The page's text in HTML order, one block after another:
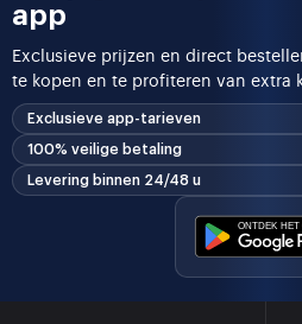
app
Exclusieve prijzen en direct
te kopen en te profiteren van extra
Exclusieve app-tarieven
100% veilige betaling
Levering binnen 24/48 u